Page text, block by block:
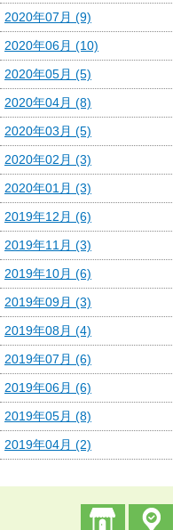
2020年07月 (9)
2020年06月 (10)
2020年05月 (5)
2020年04月 (8)
2020年03月 (5)
2020年02月 (3)
2020年01月 (3)
2019年12月 (6)
2019年11月 (3)
2019年10月 (6)
2019年09月 (3)
2019年08月 (4)
2019年07月 (6)
2019年06月 (6)
2019年05月 (8)
2019年04月 (2)